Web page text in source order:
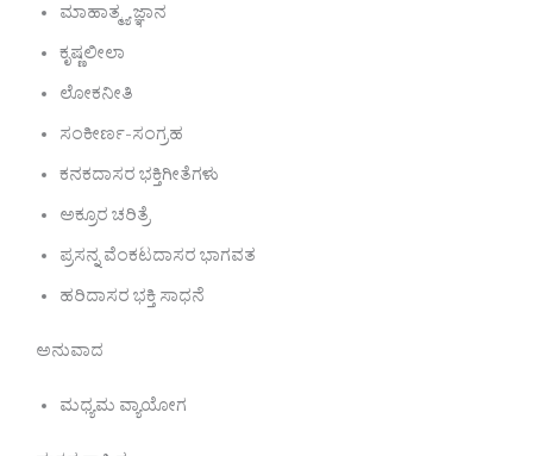
ಮಾಹಾತ್ಮ್ಯ ಜ್ಞಾನ
ಕೃಷ್ಣಲೀಲಾ
ಲೋಕನೀತಿ
ಸಂಕೀರ್ಣ-ಸಂಗ್ರಹ
ಕನಕದಾಸರ ಭಕ್ತಿಗೀತೆಗಳು
ಅಕ್ರೂರ ಚರಿತ್ರೆ
ಪ್ರಸನ್ನ ವೆಂಕಟದಾಸರ ಭಾಗವತ
ಹರಿದಾಸರ ಭಕ್ತಿ ಸಾಧನೆ
ಅನುವಾದ
ಮಧ್ಯಮ ವ್ಯಾಯೋಗ